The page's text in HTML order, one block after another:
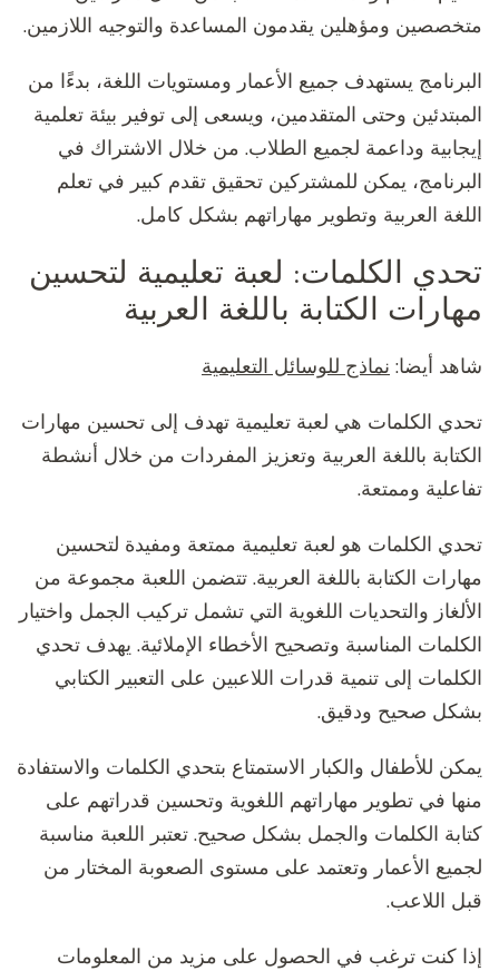
متخصصين ومؤهلين يقدمون المساعدة والتوجيه اللازمين.
البرنامج يستهدف جميع الأعمار ومستويات اللغة، بدءًا من
المبتدئين وحتى المتقدمين، ويسعى إلى توفير بيئة تعلمية
إيجابية وداعمة لجميع الطلاب. من خلال الاشتراك في
البرنامج، يمكن للمشتركين تحقيق تقدم كبير في تعلم
اللغة العربية وتطوير مهاراتهم بشكل كامل.
تحدي الكلمات: لعبة تعليمية لتحسين
مهارات الكتابة باللغة العربية
شاهد أيضا: نماذج للوسائل التعليمية
تحدي الكلمات هي لعبة تعليمية تهدف إلى تحسين مهارات
الكتابة باللغة العربية وتعزيز المفردات من خلال أنشطة
تفاعلية وممتعة.
تحدي الكلمات هو لعبة تعليمية ممتعة ومفيدة لتحسين
مهارات الكتابة باللغة العربية. تتضمن اللعبة مجموعة من
الألغاز والتحديات اللغوية التي تشمل تركيب الجمل واختيار
الكلمات المناسبة وتصحيح الأخطاء الإملائية. يهدف تحدي
الكلمات إلى تنمية قدرات اللاعبين على التعبير الكتابي
بشكل صحيح ودقيق.
يمكن للأطفال والكبار الاستمتاع بتحدي الكلمات والاستفادة
منها في تطوير مهاراتهم اللغوية وتحسين قدراتهم على
كتابة الكلمات والجمل بشكل صحيح. تعتبر اللعبة مناسبة
لجميع الأعمار وتعتمد على مستوى الصعوبة المختار من
قبل اللاعب.
إذا كنت ترغب في الحصول على مزيد من المعلومات